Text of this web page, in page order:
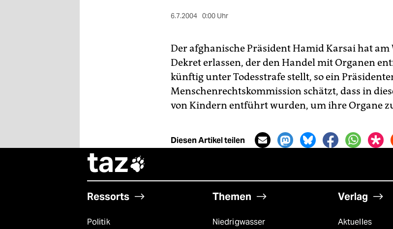
shop
fragen & hilfe
unterstützen
abo
6.7.2004 0:00 Uhr
Der afghanische Präsident Hamid Karsai hat am
Dekret erlassen, der den Handel mit Organen
künftig unter Todesstrafe stellt, so ein
Menschenrechtskommission schätzt, dass in
von Kindern entführt wurden, um ihre Organe
Diesen Artikel teilen
taz
Ressorts
Politik
Themen
Niedrigwasser
Verlag
Aktuelles